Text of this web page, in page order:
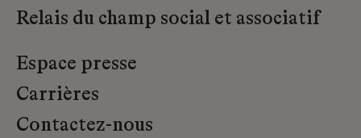
Relais du champ social et associatif
Espace presse
Carrières
Contactez-nous